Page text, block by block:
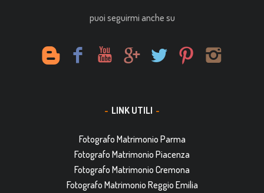
puoi seguirmi anche su
LINK UTILI
Fotografo Matrimonio Parma
Fotografo Matrimonio Piacenza
Fotografo Matrimonio Cremona
Fotografo Matrimonio Reggio Emilia